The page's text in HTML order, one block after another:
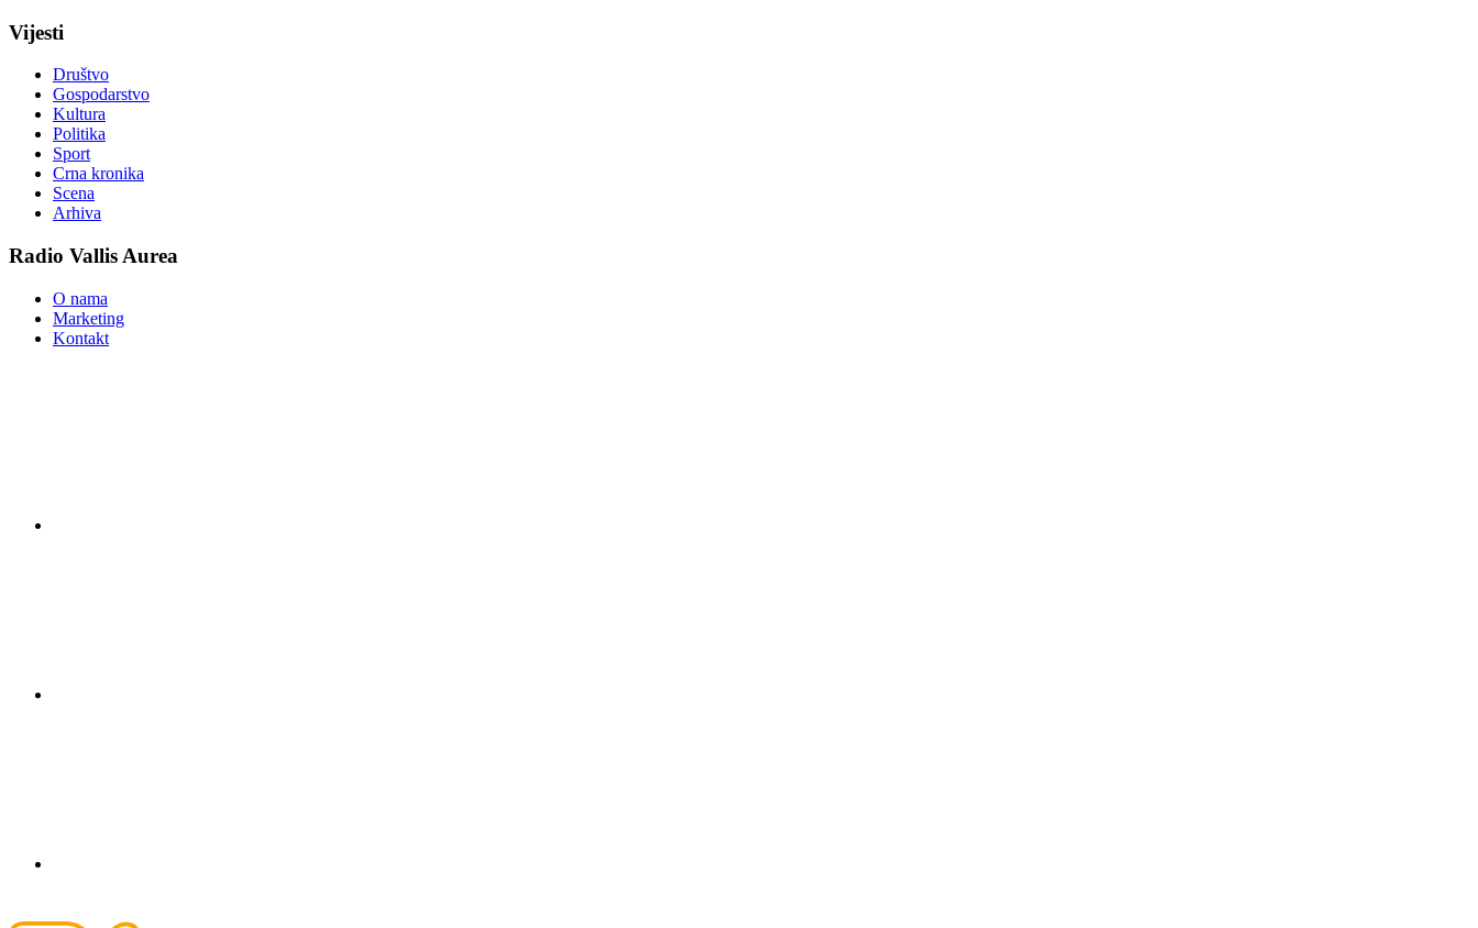
Vijesti
Društvo
Gospodarstvo
Kultura
Politika
Sport
Crna kronika
Scena
Arhiva
Radio Vallis Aurea
O nama
Marketing
Kontakt